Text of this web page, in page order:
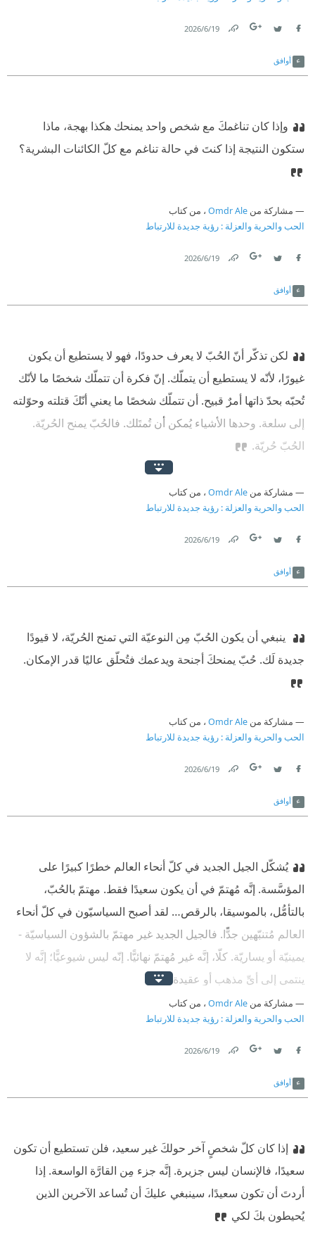
19‏/6‏/2026
أوافق
وإذا كان تناغمكَ مع شخص واحد يمنحك هكذا بهجة، ماذا
ستكون النتيجة إذا كنتَ في حالة تناغم مع كلّ الكائنات البشرية؟
مشاركة من Omdr Ale ، من كتاب
الحب والحرية والعزلة : رؤية جديدة للارتباط
19‏/6‏/2026
أوافق
لكن تذكّر أنّ الحُبّ لا يعرف حدودًا، فهو لا يستطيع أن يكون
غيورًا، لأنّه لا يستطيع أن يتملّك. إنّ فكرة أن تتملّك شخصًا ما لأنّك
تُحبّه بحدّ ذاتها أمرٌ قبيح. أن تتملّك شخصًا ما يعني أنّكَ قتلته وحوّلته
إلى سلعة. ‫ وحدها الأشياء يُمكن أن تُمتَلك. فالحُبّ يمنح الحُريّة.
الحُبّ حُريّة.
مشاركة من Omdr Ale ، من كتاب
الحب والحرية والعزلة : رؤية جديدة للارتباط
19‏/6‏/2026
أوافق
‫ ينبغي أن يكون الحُبّ مِن النوعيّة التي تمنح الحُريّة، لا قيودًا
جديدة لَك. حُبّ يمنحكَ أجنحة ويدعمك فتُحلّق عاليًا قدر الإمكان.
مشاركة من Omdr Ale ، من كتاب
الحب والحرية والعزلة : رؤية جديدة للارتباط
19‏/6‏/2026
أوافق
يُشكّل الجيل الجديد في كلّ أنحاء العالم خطرًا كبيرًا على
المؤسَّسة. إنَّه مُهتمّ في أن يكون سعيدًا فقط. مهتمّ بالحُبّ،
بالتأمُّل، بالموسيقا، بالرقص… لقد أصبح السياسيّون في كلّ أنحاء
العالم مُتنبّهين جدًّا. فالجيل الجديد غير مهتمّ بالشؤون السياسيّة -
يمينيّة أو يساريّة. كلّا، إنَّه غير مُهتمّ نهائيًّا. إنّه ليس شيوعيًّا؛ إنَّه لا
ينتمي إلى أيِّ مذهب أو عقيدة
مشاركة من Omdr Ale ، من كتاب
الحب والحرية والعزلة : رؤية جديدة للارتباط
19‏/6‏/2026
أوافق
إذا كان كلّ شخصٍ آخر حولكَ غير سعيد، فلن تستطيع أن تكون
سعيدًا، فالإنسان ليس جزيرة. إنَّه جزء مِن القارَّة الواسعة. إذا
أردتَ أن تكون سعيدًا، سينبغي عليكَ أن تُساعد الآخرين الذين
يُحيطون بكَ لكي